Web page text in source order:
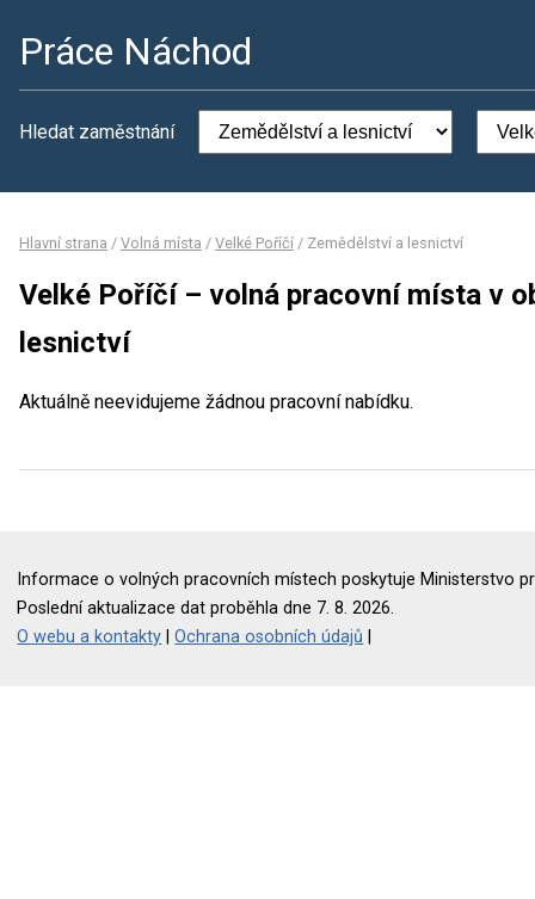
Práce Náchod
Hledat zaměstnání
Hlavní strana / Volná místa / Velké Poříčí / Zemědělství a lesnictví
Velké Poříčí – volná pracovní místa v
lesnictví
Aktuálně neevidujeme žádnou pracovní nabídku.
Informace o volných pracovních místech poskytuje Ministerstvo
Poslední aktualizace dat proběhla dne 7. 8. 2026.
O webu a kontakty |Ochrana osobních údajů